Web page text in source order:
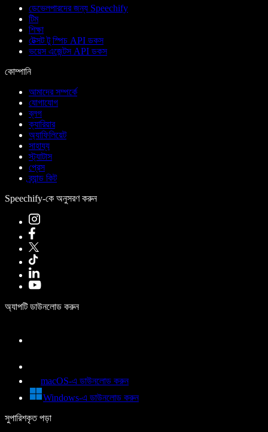
ডেভেলপারদের জন্য Speechify
টিম
শিক্ষা
টেক্সট টু স্পিচ API ডকস
ভয়েস এজেন্টস API ডকস
কোম্পানি
আমাদের সম্পর্কে
যোগাযোগ
ব্লগ
ক্যারিয়ার
অ্যাফিলিয়েট
সাহায্য
স্ট্যাটাস
প্রেস
ব্র্যান্ড কিট
Speechify-কে অনুসরণ করুন
অ্যাপটি ডাউনলোড করুন
macOS-এ ডাউনলোড করুন
Windows-এ ডাউনলোড করুন
সুপারিশকৃত পড়া